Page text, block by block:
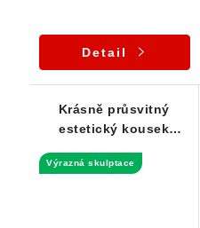
Detail
Krásně průsvitný
estetický kousek
Výrazná skulptace